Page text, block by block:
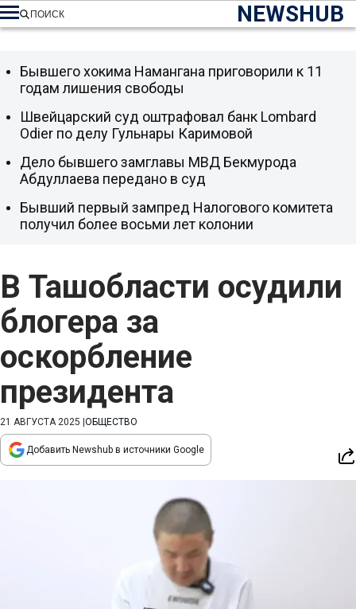
NEWSHUB
ПОИСК
В Ташобласти осудили
блогера за
оскорбление
президента
21 АВГУСТА 2025 ОБЩЕСТВО
Добавить Newshub в источники Google
Бывшего хокима Намангана приговорили к 11
годам лишения свободы
Швейцарский суд оштрафовал банк Lombard
Odier по делу Гульнары Каримовой
Дело бывшего замглавы МВД Бекмурода
Абдуллаева передано в суд
Бывший первый зампред Налогового комитета
получил более восьми лет колонии